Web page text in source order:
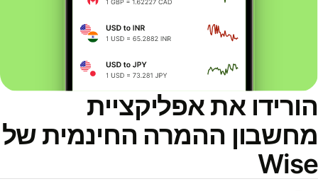
את אפליקציית
ההמרה החינמית של